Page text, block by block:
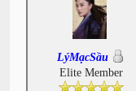
LýMạcSầu
Elite Member